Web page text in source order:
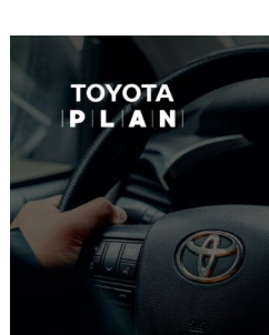
entradas